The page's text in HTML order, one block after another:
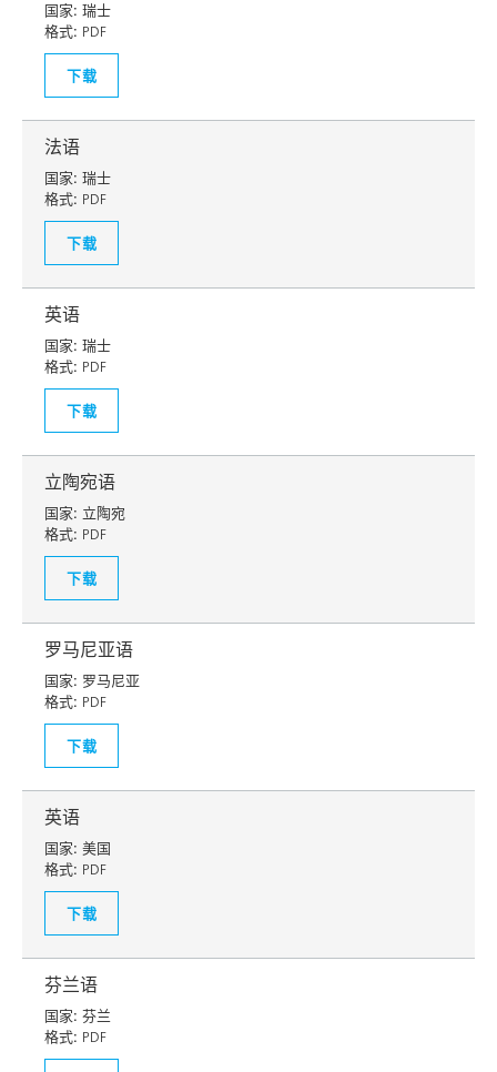
国家: 瑞士
格式: PDF
下载
法语
国家: 瑞士
格式: PDF
下载
英语
国家: 瑞士
格式: PDF
下载
立陶宛语
国家: 立陶宛
格式: PDF
下载
罗马尼亚语
国家: 罗马尼亚
格式: PDF
下载
英语
国家: 美国
格式: PDF
下载
芬兰语
国家: 芬兰
格式: PDF